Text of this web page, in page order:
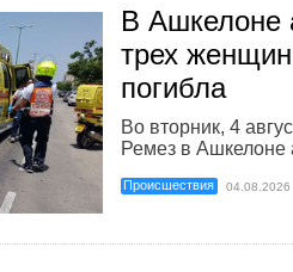
В Ашкелоне
трех
погибла
Во вторник, 4
Ремез в Ашкелоне
Происшествия 04.08.2026